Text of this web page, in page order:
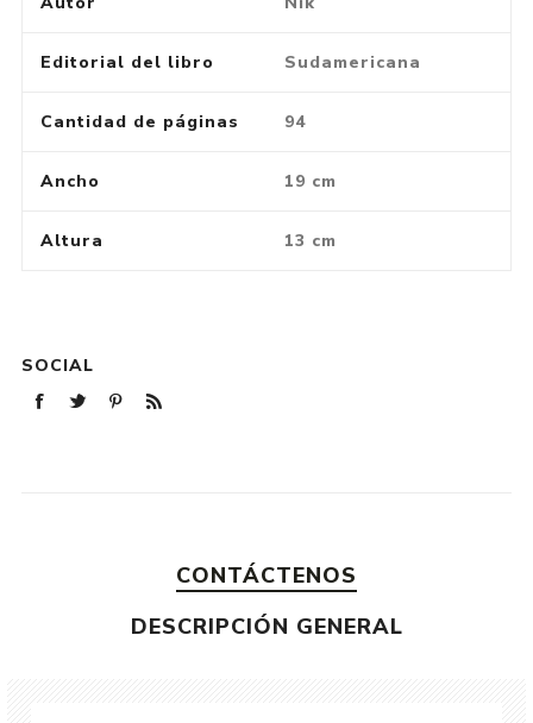
Editorial del libro Sudamericana
Cantidad de páginas 94
Ancho 19 cm
Altura 13 cm
SOCIAL
CONTÁCTENOS
DESCRIPCIÓN GENERAL